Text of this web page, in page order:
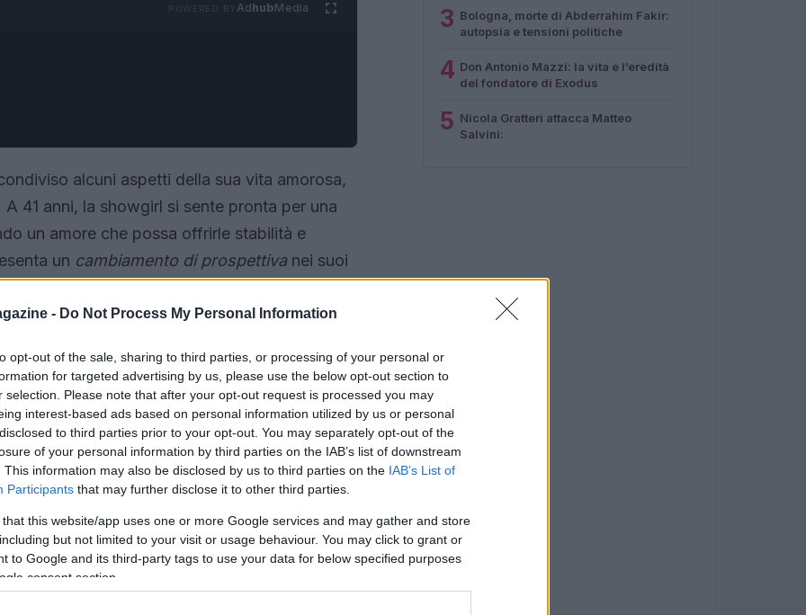
- Do Not Process My Personal Information
opt-out of the sale, sharing to third parties, or processing of your personal or
for targeted advertising by us, please use the below opt-out section to
selection. Please note that after your opt-out request is processed you may
interest-based ads based on personal information utilized by us or personal
to third parties prior to your opt-out. You may separately opt-out of the
of your personal information by third parties on the IAB’s list of downstream
This information may also be disclosed by us to third parties on the IAB’s List of
Participants that may further disclose it to other third parties.
that this website/app uses one or more Google services and may gather and store
but not limited to your visit or usage behaviour. You may click to grant or
to Google and its third-party tags to use your data for below specified purposes
consent section.
AdhubMedia
alcuni aspetti della sua vita amorosa,
41 anni, la showgirl si sente pronta per una
un amore che possa offrirle stabilità e
un cambiamento di prospettivanei suoi
3 Bologna, morte di Abderrahim Fakir:
autopsia e tensioni politiche
4 Don Antonio Mazzi: la vita e l’eredità
del fondatore di Exodus
5 Nicola Gratteri attacca Matteo
Salvini: